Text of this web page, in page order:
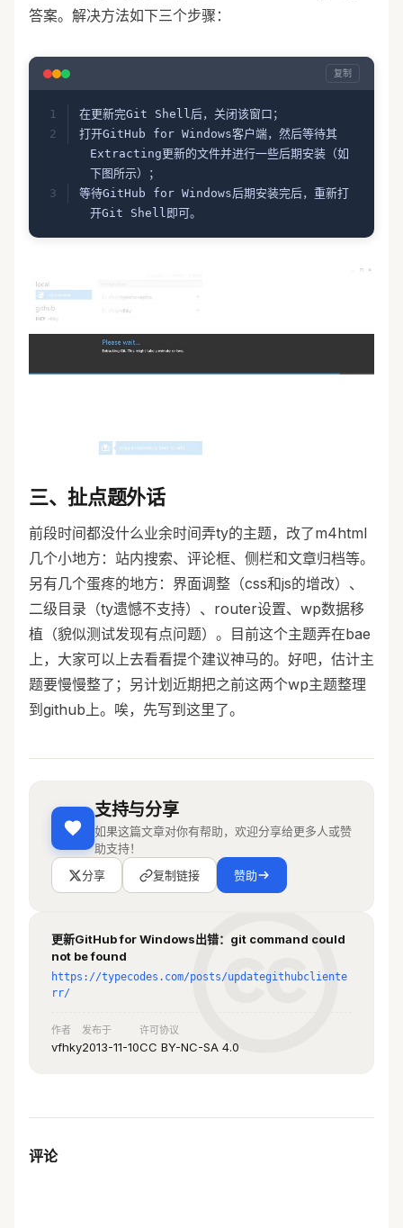
答案。解决方法如下三个步骤：
复制
在更新完Git Shell后，关闭该窗口；
打开GitHub for Windows客户端，然后等待其
Extracting更新的文件并进行一些后期安装（如
下图所示）；
等待GitHub for Windows后期安装完后，重新打
开Git Shell即可。
三、扯点题外话
前段时间都没什么业余时间弄ty的主题，改了m4html
几个小地方：站内搜索、评论框、侧栏和文章归档等。
另有几个蛋疼的地方：界面调整（css和js的增改）、
二级目录（ty遗憾不支持）、router设置、wp数据移
植（貌似测试发现有点问题）。目前这个主题弄在bae
上，大家可以上去看看提个建议神马的。好吧，估计主
题要慢慢整了；另计划近期把之前这两个wp主题整理
到github上。唉，先写到这里了。
支持与分享
如果这篇文章对你有帮助，欢迎分享给更多人或赞
助支持！
分享
复制链接 赞助
更新GitHub for Windows出错：git command could
not be found
https://typecodes.com/posts/updategithubcliente
rr/
作者
vfhky
发布于
2013-11-10
许可协议
CC BY-NC-SA 4.0
评论